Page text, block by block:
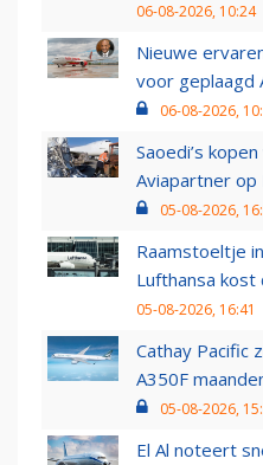
06-08-2026, 10:24
Nieuwe
voor geplaagd
06-08-2026,
Saoedi’s
Aviapartner op
05-08-2026,
Raamstoeltje
Lufthansa
05-08-2026, 16:41
Cathay Pacific
A350F
05-08-2026,
El Al noteert